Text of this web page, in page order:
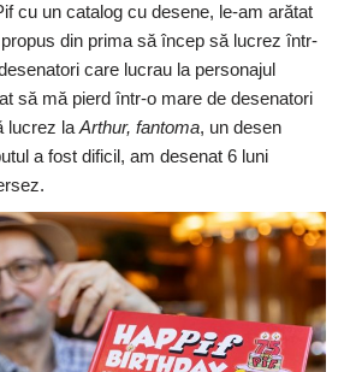
cu un catalog cu desene, le-am arătat
din prima să încep să lucrez într-
care lucrau la personajul
să mă pierd într-o mare de desenatori
lucrez la Arthur, fantoma, un desen
a fost dificil, am desenat 6 luni